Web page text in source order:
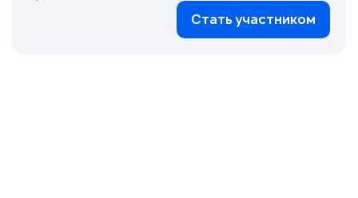
Стать участником